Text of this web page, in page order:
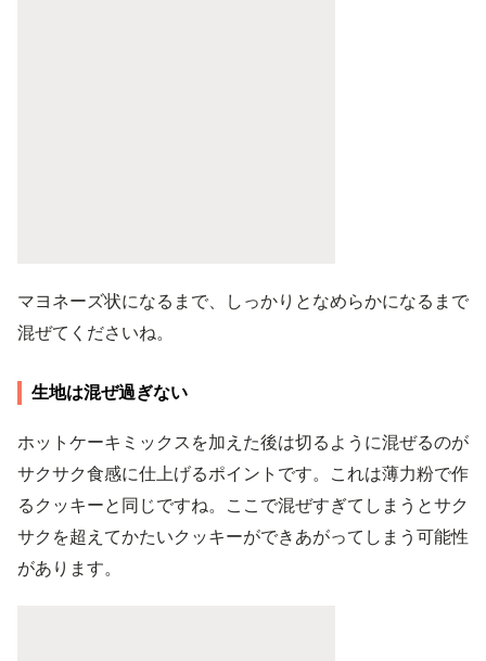
マヨネーズ状になるまで、しっかりとなめらかになるまで
混ぜてくださいね。
生地は混ぜ過ぎない
ホットケーキミックスを加えた後は切るように混ぜるのが
サクサク食感に仕上げるポイントです。これは薄力粉で作
るクッキーと同じですね。ここで混ぜすぎてしまうとサク
サクを超えてかたいクッキーができあがってしまう可能性
があります。